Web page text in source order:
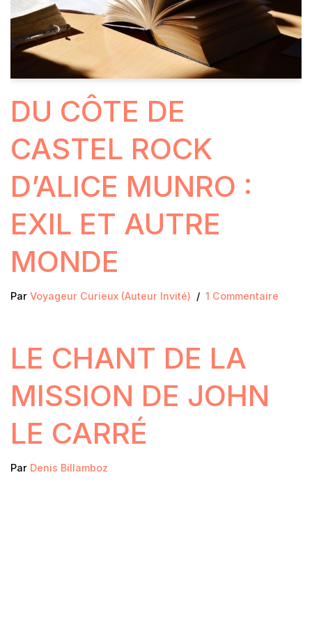
DU CÔTE DE
CASTEL ROCK
D’ALICE MUNRO :
EXIL ET AUTRE
MONDE
Par Voyageur Curieux (Auteur Invité) 1 Commentaire
LE CHANT DE LA
MISSION DE JOHN
LE CARRÉ
Par Denis Billamboz